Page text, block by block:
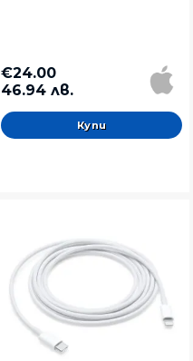
€24.00
46.94 лв.